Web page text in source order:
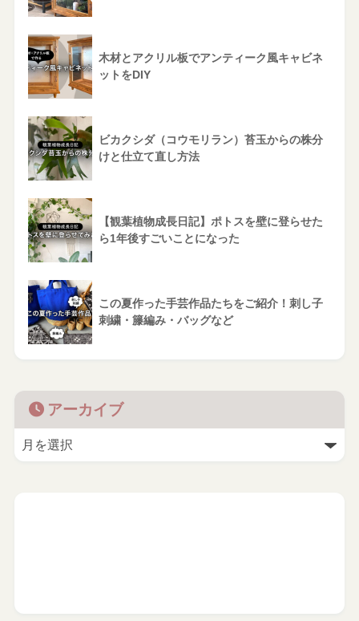
木材とアクリル板でアンティーク風キャビネ
ットをDIY
ビカクシダ（コウモリラン）苔玉からの株分
けと仕立て直し方法
【観葉植物成長日記】ポトスを壁に登らせた
ら1年後すごいことになった
この夏作った手芸作品たちをご紹介！刺し子
刺繍・籐編み・バッグなど
アーカイブ